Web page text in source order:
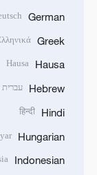
German
Greek
Hausa
Hausa
Hebrew עברית
Hindi
हिन्दी
Hungarian
Indonesian